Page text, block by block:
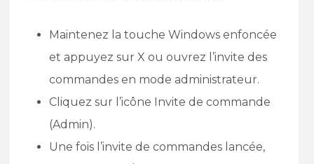
Maintenez la touche Windows enfoncée
et appuyez sur X ou ouvrez l’invite des
commandes en mode administrateur.
Cliquez sur l’icône Invite de commande
(Admin).
Une fois l’invite de commandes lancée,